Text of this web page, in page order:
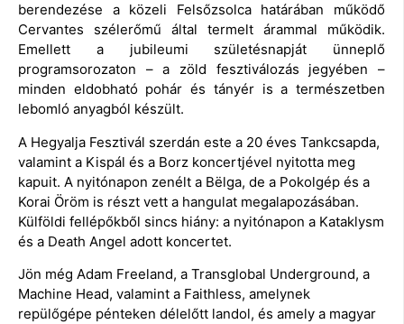
berendezése a közeli Felsőzsolca határában működő
Cervantes szélerőmű által termelt árammal működik.
Emellett a jubileumi születésnapját ünneplő
programsorozaton – a zöld fesztiválozás jegyében –
minden eldobható pohár és tányér is a természetben
lebomló anyagból készült.
A Hegyalja Fesztivál szerdán este a 20 éves Tankcsapda,
valamint a Kispál és a Borz koncertjével nyitotta meg
kapuit. A nyitónapon zenélt a Bëlga, de a Pokolgép és a
Korai Öröm is részt vett a hangulat megalapozásában.
Külföldi fellépőkből sincs hiány: a nyitónapon a Kataklysm
és a Death Angel adott koncertet.
Jön még Adam Freeland, a Transglobal Underground, a
Machine Head, valamint a Faithless, amelynek
repülőgépe pénteken délelőtt landol, és amely a magyar